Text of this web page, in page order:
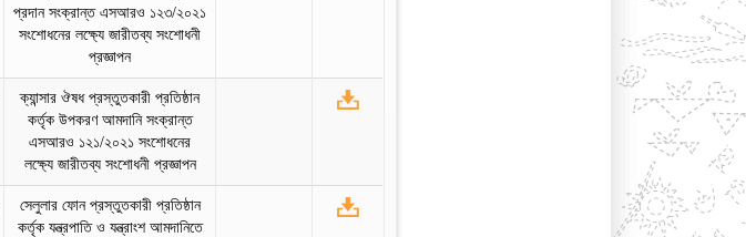
প্রদান সংক্রান্ত এসআরও ১২৩/২০২১
সংশোধনের লক্ষ্যে জারীতব্য সংশোধনী
প্রজ্ঞাপন
ক্যান্সার ঔষধ প্রস্তুতকারী প্রতিষ্ঠান
কর্তৃক উপকরণ আমদানি সংক্রান্ত
এসআরও ১২১/২০২১ সংশোধনের
লক্ষ্যে জারীতব্য সংশোধনী প্রজ্ঞাপন
সেলুলার ফোন প্রস্তুতকারী প্রতিষ্ঠান
কর্তৃক যন্ত্রপাতি ও যন্ত্রাংশ আমদানিতে